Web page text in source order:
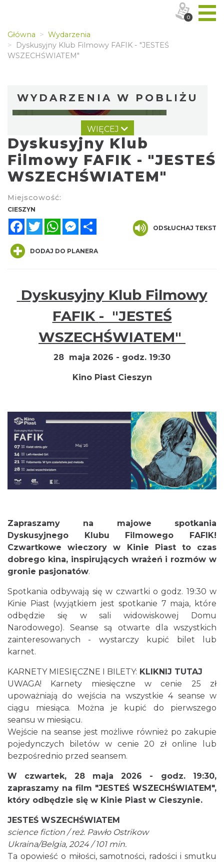
Główna
Wydarzenia
Dyskusyjny Klub Filmowy FAFIK - "JESTEŚ
WSZECHŚWIATEM"
WYDARZENIA W POBLIŻU
0.03 km
Cieszyn
2026-08-16
0.03 km
Cieszyn
2026-08-07
0.07 km
Cieszyn
0.07 km
Cieszyn
0.07 km
WIĘCEJ
Dyskusyjny Klub
Filmowy FAFIK - "JESTEŚ
WSZECHŚWIATEM"
Miejscowość:
CIESZYN
FacebookTwitterWhatsAppMessenger
ODSŁUCHAJ TEKST
DODAJ DO PLANERA
Dyskusyjny Klub Filmowy
FAFIK - "JESTEŚ
WSZECHŚWIATEM"
28 maja 2026 - godz. 19:30
Kino Piast Cieszyn
Zapraszamy na majowe spotkania
Dyskusyjnego Klubu Filmowego FAFIK!
Czwartkowe wieczory w Kinie Piast to czas
dobrego kina, inspirujących wrażeń i rozmów w
gronie pasjonatów.
Spotkania odbywają się w czwartki o godz. 19:30 w
Kinie Piast (wyjątkiem jest spotkanie 7 maja, które
odbędzie się w sali widowiskowej Domu
Narodowego). Seanse są otwarte dla wszystkich
zainteresowanych - wystarczy kupić bilet lub
karnet.
KARNETY MIESIĘCZNE I BILETY: KLIKNIJ TUTAJ
UWAGA! Karnety miesięczne w cenie 25 zł
upoważniają do wejścia na wszystkie 4 seanse w
ciągu miesiąca. Można je kupić do pierwszego
seansu w miesiącu.
Wejście na seanse jest możliwe również po zakupie
pojedynczych biletów w cenie 20 zł online lub
bezpośrednio przed seansem.
W czwartek, 28 maja 2026 - godz. 19:30,
zapraszamy na film "JESTEŚ WSZECHŚWIATEM",
który odbędzie się w Kinie Piast w Cieszynie.
JESTEŚ WSZECHŚWIATEM
science fiction / reż. Pawło Ostrikow
Ukraina/Belgia, 2024 / 101 min.
Ta opowieść o miłości, samotności, radości i smutku
0